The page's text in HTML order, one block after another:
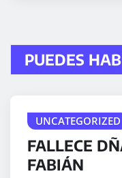
PUEDES
UNCATEGORIZED
FALLECE
FABIÁN